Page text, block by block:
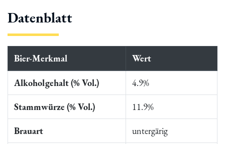
Datenblatt
Bier-Merkmal Wert
Alkoholgehalt (% Vol.) 4.9%
Stammwürze (% Vol.) 11.9%
Brauart untergärig